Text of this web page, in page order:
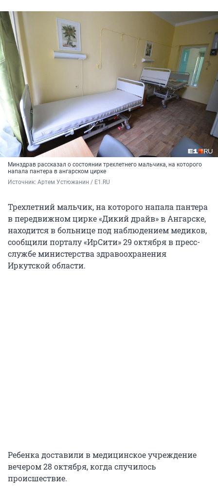
Минздрав рассказал о состоянии трехлетнего мальчика, на которого
напала пантера в ангарском цирке
Источник: Артем Устюжанин / E1.RU
Трехлетний мальчик, на которого напала пантера
в передвижном цирке «Дикий драйв» в Ангарске,
находится в больнице под наблюдением медиков,
сообщили порталу «ИрСити» 29 октября в пресс-
службе министерства здравоохранения
Иркутской области.
Ребенка доставили в медицинское учреждение
вечером 28 октября, когда случилось
происшествие.